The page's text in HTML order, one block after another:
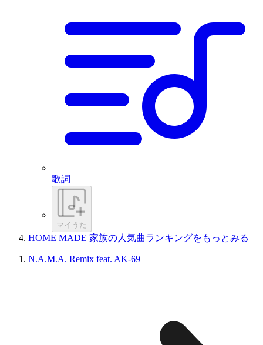
歌詞
マイうた
HOME MADE 家族の人気曲ランキングをもっとみる
N.A.M.A. Remix feat. AK-69